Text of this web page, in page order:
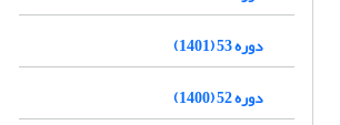
دوره 53 (1401)
دوره 52 (1400)